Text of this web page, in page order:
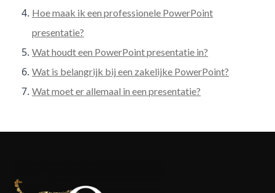
Hoe maak ik een professionele PowerPoint
presentatie?
Wat houdt een PowerPoint presentatie in?
Wat is belangrijk bij een zakelijke PowerPoint?
Wat moet er allemaal in een presentatie?